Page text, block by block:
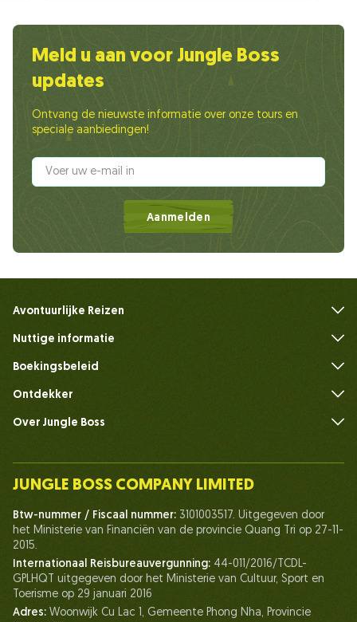
Meld u aan voor Jungle Boss
updates
Ontvang de nieuwste informatie over onze tours en
speciale aanbiedingen!
Aanmelden
Avontuurlijke Reizen
Nuttige informatie
Boekingsbeleid
Ontdekker
Over Jungle Boss
Ons team
Leven bij Jungle Boss
Onze certificaten
Partnerschap
Neem contact met ons op
JUNGLE BOSS COMPANY LIMITED
Btw-nummer / Fiscaal nummer: 3101003517. Uitgegeven door
het Ministerie van Financiën van de provincie Quang Tri op 27-11-
2015.
Internationaal Reisbureauvergunning: 44-011/2016/TCDL-
GPLHQT uitgegeven door het Ministerie van Cultuur, Sport en
Toerisme op 29 januari 2016
Adres: Woonwijk Cu Lac 1, Gemeente Phong Nha, Provincie